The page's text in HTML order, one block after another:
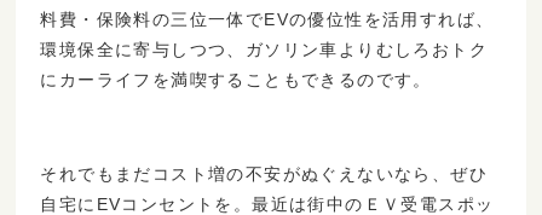
料費・保険料の三位一体でEVの優位性を活用すれば、
環境保全に寄与しつつ、ガソリン車よりむしろおトク
にカーライフを満喫することもできるのです。
それでもまだコスト増の不安がぬぐえないなら、ぜひ
自宅にEVコンセントを。最近は街中のＥＶ受電スポッ